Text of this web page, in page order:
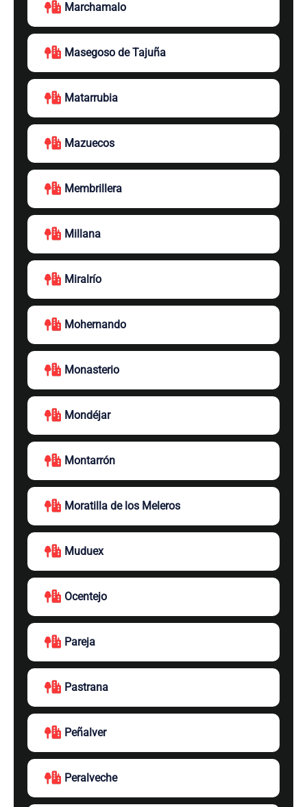
Marchamalo
Masegoso de Tajuña
Matarrubia
Mazuecos
Membrillera
Millana
Miralrío
Mohernando
Monasterio
Mondéjar
Montarrón
Moratilla de los Meleros
Muduex
Ocentejo
Pareja
Pastrana
Peñalver
Peralveche